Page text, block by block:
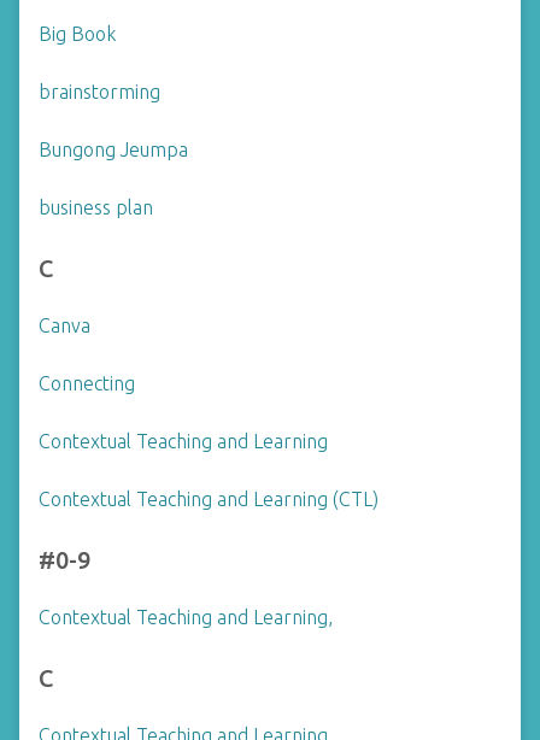
Big Book
brainstorming
Bungong Jeumpa
business plan
C
Canva
Connecting
Contextual Teaching and Learning
Contextual Teaching and Learning (CTL)
#0-9
Contextual Teaching and Learning,
C